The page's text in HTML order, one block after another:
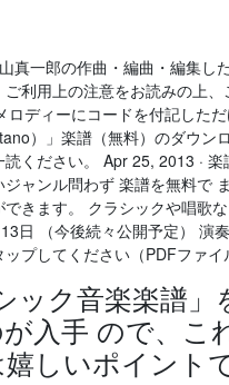
一郎の作曲・編曲・編集し
利用上の注意をお読みの上
ディーにコードを付記した
）」楽譜（無料）のダウン
ください。 Apr 25, 2013 ·
ャンル問わず 楽譜を無料で
きます。 クラシックや唱歌
日 （今後続々公開予定） 演
プしてください（PDFファイ
ク音楽楽譜」
入手 ので、こ
しいポイントで